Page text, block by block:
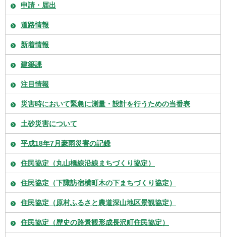
申請・届出
道路情報
新着情報
建築課
注目情報
災害時において緊急に測量・設計を行うための当番表
土砂災害について
平成18年7月豪雨災害の記録
住民協定（丸山橋線沿線まちづくり協定）
住民協定（下諏訪宿横町木の下まちづくり協定）
住民協定（原村ふるさと農道深山地区景観協定）
住民協定（歴史の路景観形成長沢町住民協定）